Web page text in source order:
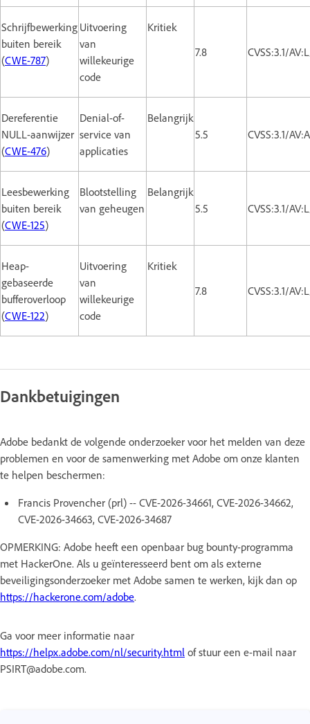
Schrijfbewerking
buiten bereik
(CWE-787)
Uitvoering
van
willekeurige
code
Kritiek
7.8
CVSS:3.1/
Dereferentie
NULL-aanwijzer
(CWE-476)
Denial-of-
service van
applicaties
Belangrijk
5.5
CVSS:3.1/
Leesbewerking
buiten bereik
(CWE-125)
Blootstelling
van geheugen
Belangrijk
5.5
CVSS:3.1/
Heap-
gebaseerde
bufferoverloop
(CWE-122)
Uitvoering
van
willekeurige
code
Kritiek
7.8
CVSS:3.1/
Dankbetuigingen
Adobe bedankt de volgende onderzoeker voor het melden van deze
problemen en voor de samenwerking met Adobe om onze klanten
te helpen beschermen:
Francis Provencher (prl) -- CVE-2026-34661, CVE-2026-34662,
CVE-2026-34663, CVE-2026-34687
OPMERKING: Adobe heeft een openbaar bug bounty-programma
met HackerOne. Als u geïnteresseerd bent om als externe
beveiligingsonderzoeker met Adobe samen te werken, kijk dan op
https://hackerone.com/adobe.
Ga voor meer informatie naar
https://helpx.adobe.com/nl/security.html of stuur een e-mail naar
PSIRT@adobe.com.